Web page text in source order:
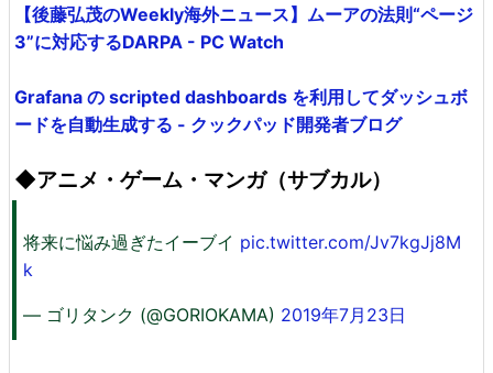
【後藤弘茂のWeekly海外ニュース】ムーアの法則“ページ
3”に対応するDARPA - PC Watch
Grafana の scripted dashboards を利用してダッシュボ
ードを自動生成する - クックパッド開発者ブログ
◆アニメ・ゲーム・マンガ（サブカル）
将来に悩み過ぎたイーブイ pic.twitter.com/Jv7kgJj8M
k
— ゴリタンク (@GORIOKAMA) 2019年7月23日